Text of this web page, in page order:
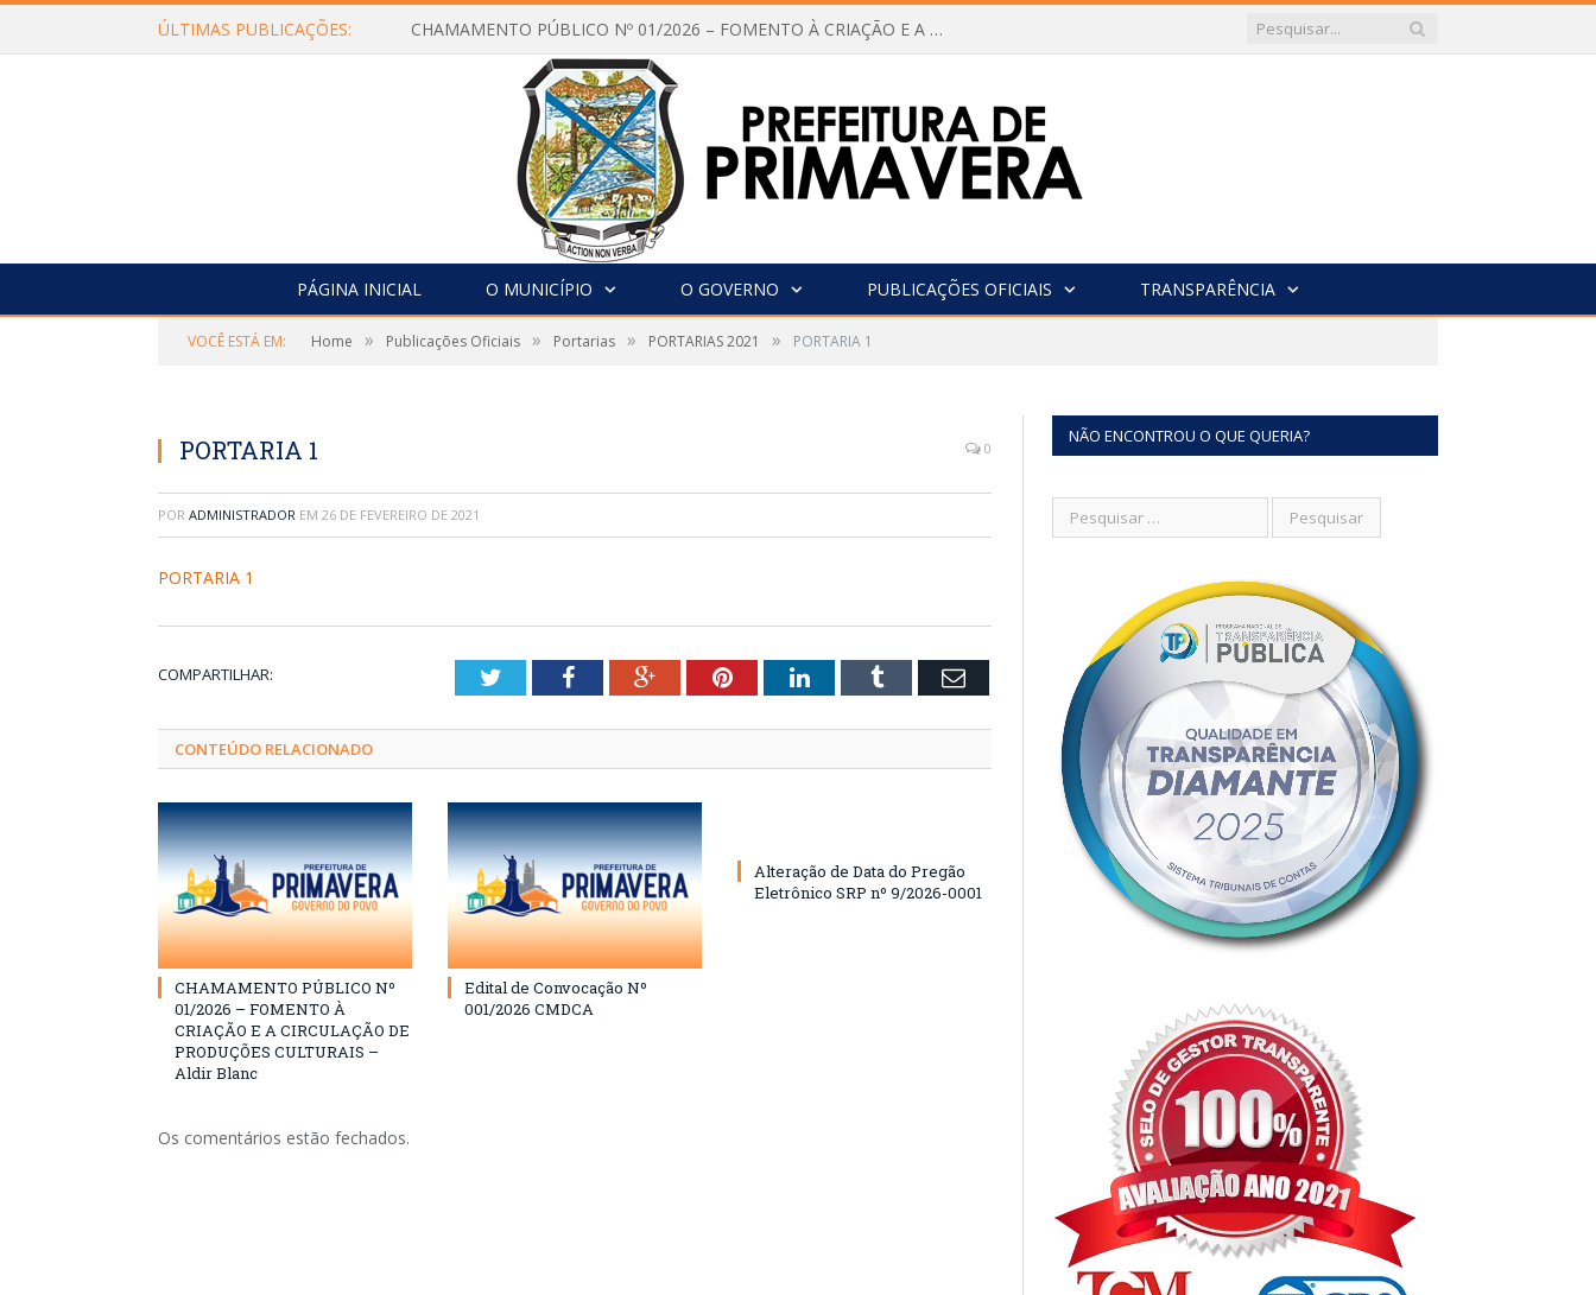
ÚLTIMAS PUBLICAÇÕES: CHAMAMENTO PÚBLICO Nº 01/2026 – FOMENTO À CRIAÇÃO E A CIRCULAÇÃO DE PRODUÇÕES CULTURAIS – Aldir Blanc
PÁGINA INICIAL O MUNICÍPIO O GOVERNO PUBLICAÇÕES OFICIAIS TRANSPARÊNCIA
VOCÊ ESTÁ EM: Home » Publicações Oficiais » Portarias » PORTARIAS 2021 » PORTARIA 1
PORTARIA 1 0
POR ADMINISTRADOR EM 26 DE FEVEREIRO DE 2021
PORTARIA 1
COMPARTILHAR: TwitterFacebookGoogle+PinterestLinkedInTumblr Email
CONTEÚDO RELACIONADO
CHAMAMENTO PÚBLICO Nº
01/2026 – FOMENTO À
CRIAÇÃO E A CIRCULAÇÃO DE
PRODUÇÕES CULTURAIS –
Aldir Blanc
Edital de Convocação Nº
001/2026 CMDCA
Alteração de Data do Pregão
Eletrônico SRP nº 9/2026-0001
Os comentários estão fechados.
NÃO ENCONTROU O QUE QUERIA?